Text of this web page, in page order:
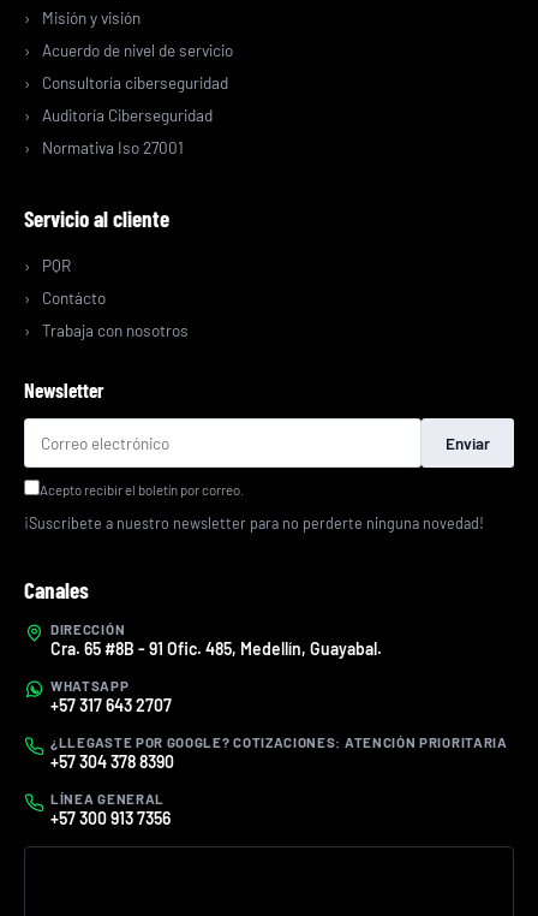
Misión y visión
Acuerdo de nivel de servicio
Consultoría ciberseguridad
Auditoría Ciberseguridad
Normativa Iso 27001
Servicio al cliente
PQR
Contácto
Trabaja con nosotros
Newsletter
Enviar
Acepto recibir el boletín por correo.
¡Suscríbete a nuestro newsletter para no perderte ninguna novedad!
Canales
DIRECCIÓN
Cra. 65 #8B - 91 Ofic. 485, Medellín, Guayabal.
WHATSAPP
+57 317 643 2707
¿LLEGASTE POR GOOGLE? COTIZACIONES: ATENCIÓN PRIORITARIA
+57 304 378 8390
LÍNEA GENERAL
+57 300 913 7356